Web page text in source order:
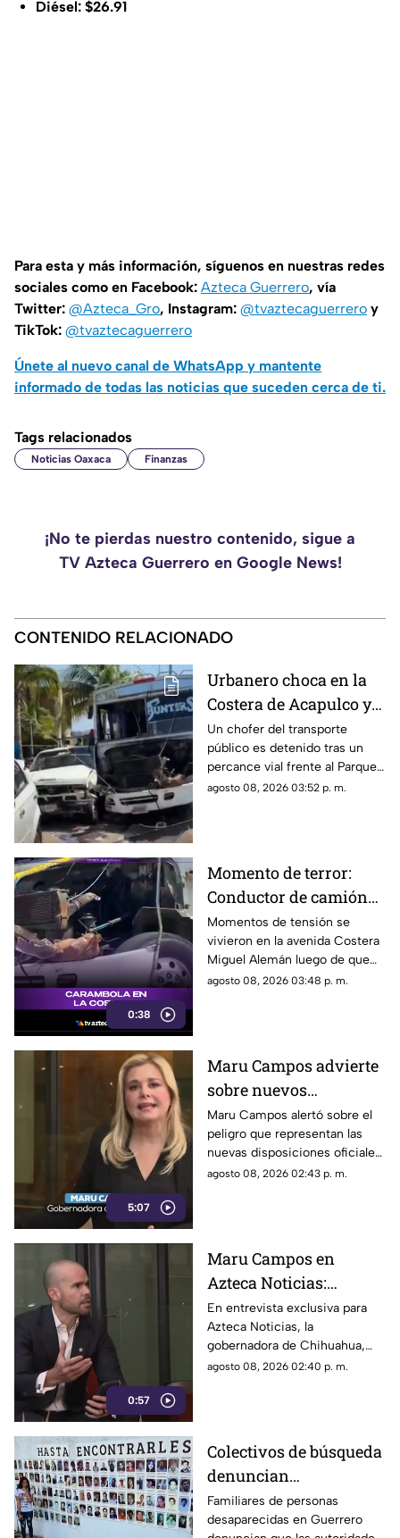
Diésel: $26.91
Para esta y más información, síguenos en nuestras redes
sociales como en Facebook: Azteca Guerrero, vía
Twitter: @Azteca_Gro, Instagram: @tvaztecaguerrero y
TikTok: @tvaztecaguerrero
Únete al nuevo canal de WhatsApp y mantente
informado de todas las noticias que suceden cerca de ti.
Tags relacionados
Noticias Oaxaca Finanzas
¡No te pierdas nuestro contenido, sigue a
TV Azteca Guerrero en Google News!
CONTENIDO RELACIONADO
Urbanero choca en la
Costera de Acapulco y
ocasiona severos
daños
Un chofer del transporte
público es detenido tras un
percance vial frente al Parque
de la Reina.
agosto 08, 2026 03:52 p. m.
0:38
Momento de terror:
Conductor de camión
urbano pierde el
control y choca contra
autos en plena Costera
Miguel Alemán
Momentos de tensión se
vivieron en la avenida Costera
Miguel Alemán luego de que
un camión urbano se estrellara
agosto 08, 2026 03:48 p. m.
5:07
Maru Campos advierte
sobre nuevos
lineamientos: Alerta
que buscan sancionar a
medios críticos y
limitar la libertad de
Maru Campos alertó sobre el
peligro que representan las
nuevas disposiciones oficiales,
las cuales podrían utilizarse
agosto 08, 2026 02:43 p. m.
0:57
Maru Campos en
Azteca Noticias:
Advierte que nuevos
lineamientos del
Gobierno Federal
amenazan la libertad
En entrevista exclusiva para
Azteca Noticias, la
gobernadora de Chihuahua,
Maru Campos, alzó la voz
expresión.
agosto 08, 2026 02:40 p. m.
Colectivos de búsqueda
denuncian
restricciones para
ingresar a la sierra de
Familiares de personas
desaparecidas en Guerrero